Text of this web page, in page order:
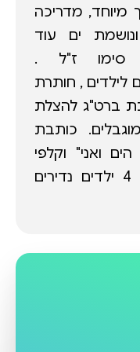
מיוחד, מדריכה
ים עוד
סימו ז"ל .
לילדים , חותרת
ברט"ג להצלת
כותבת
ואני" וקלפי
העצמה ברוח הים. אמא ל 4 ילדים נדירים